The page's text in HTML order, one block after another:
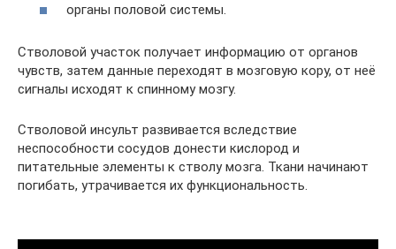
органы половой системы.
Стволовой участок получает информацию от органов
чувств, затем данные переходят в мозговую кору, от неё
сигналы исходят к спинному мозгу.
Стволовой инсульт развивается вследствие
неспособности сосудов донести кислород и
питательные элементы к стволу мозга. Ткани начинают
погибать, утрачивается их функциональность.